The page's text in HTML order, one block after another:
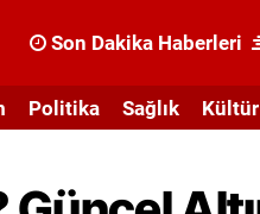
Son Dakika Haberleri
Politika Sağlık